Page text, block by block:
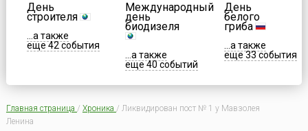
День
строителя
...а также
еще 42 события
Международный
день
биодизеля
...а также
еще 40 событий
День
белого
гриба
...а также
еще 33 события
Главная страница / Хроника / Ликвидирован пост № 1 у Мавзолея
Ленина